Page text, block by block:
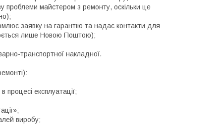
проблеми майстером з ремонту, оскільки це
заявку на гарантію та надає контакти для
лише Новою Поштою);
транспортної накладної.
експлуатації;
виробу;